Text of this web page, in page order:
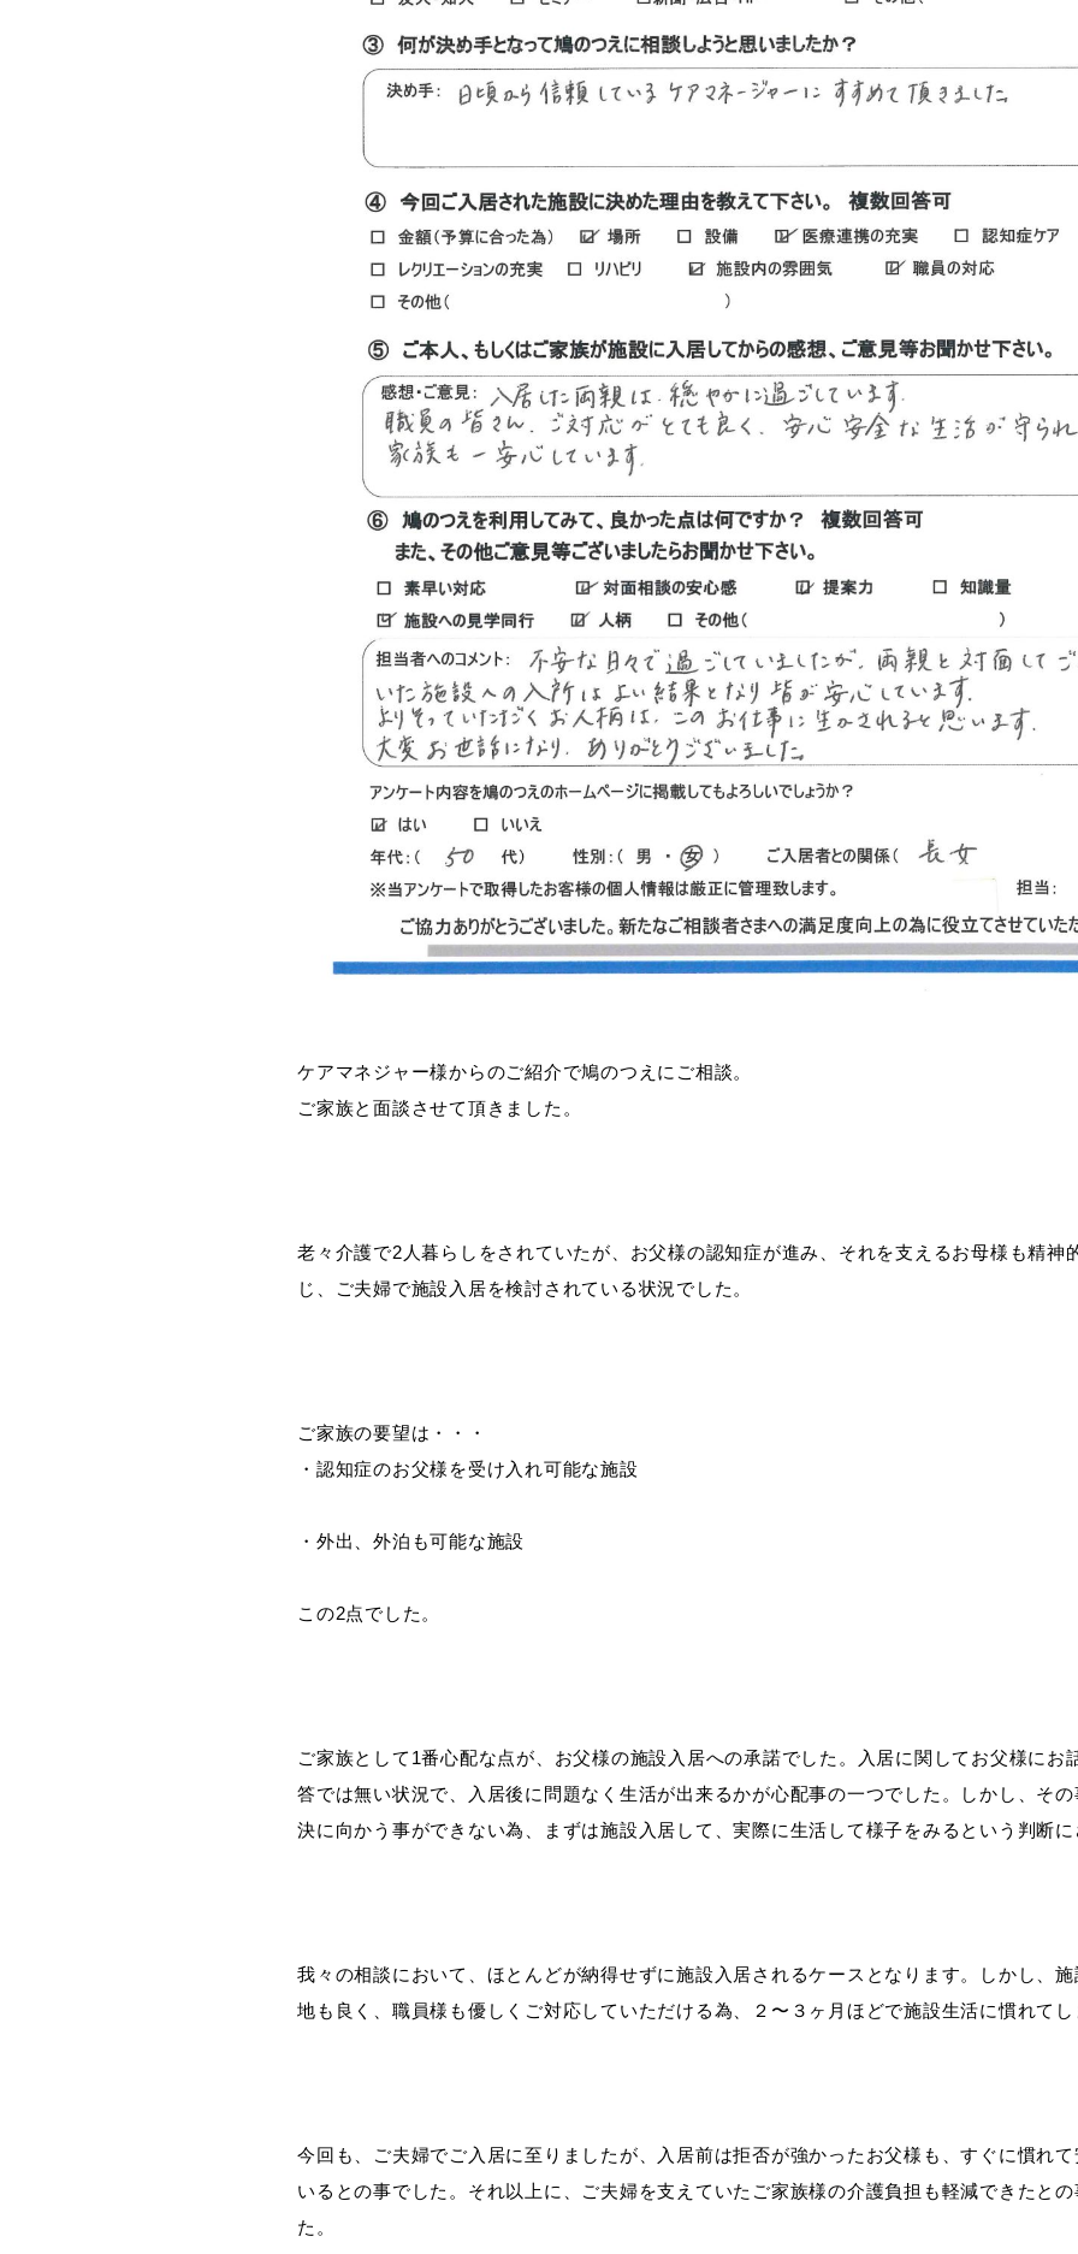
ケアマネジャー様からのご紹介で鳩のつえにご相談。
ご家族と面談させて頂きました。
老々介護で2人暮らしをされていたが、お父様の認知症が進み、それを支えるお母様も精神
じ、ご夫婦で施設入居を検討されている状況でした。
ご家族の要望は・・・
・認知症のお父様を受け入れ可能な施設
・外出、外泊も可能な施設
この2点でした。
ご家族として1番心配な点が、お父様の施設入居への承諾でした。入居に関してお父様にお
答では無い状況で、入居後に問題なく生活が出来るかが心配事の一つでした。しかし、そ
決に向かう事ができない為、まずは施設入居して、実際に生活して様子をみるという判断に
我々の相談において、ほとんどが納得せずに施設入居されるケースとなります。しかし、
地も良く、職員様も優しくご対応していただける為、２〜３ヶ月ほどで施設生活に慣れてし
今回も、ご夫婦でご入居に至りましたが、入居前は拒否が強かったお父様も、すぐに慣れ
いるとの事でした。それ以上に、ご夫婦を支えていたご家族様の介護負担も軽減できたと
た。